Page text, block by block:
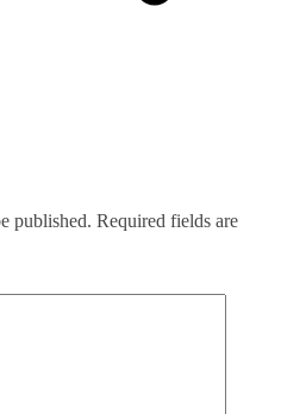
published. Required fields are